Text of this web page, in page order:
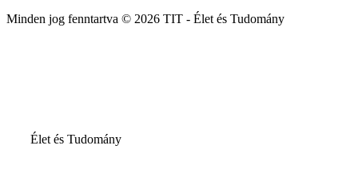
Minden jog fenntartva © 2026 TIT - Élet és Tudomány
Élet és Tudomány